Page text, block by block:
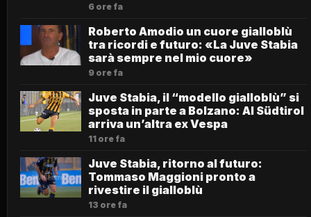
6 ore fa
Roberto Amodio un cuore gialloblù
tra ricordi e futuro: «La Juve Stabia
sarà sempre nel mio cuore»
9 ore fa
Juve Stabia, il “modello gialloblù” si
sposta in parte a Bolzano: Al Südtirol
arriva un’altra ex Vespa
11 ore fa
Juve Stabia, ritorno al futuro:
Tommaso Maggioni pronto a
rivestire il gialloblù
13 ore fa